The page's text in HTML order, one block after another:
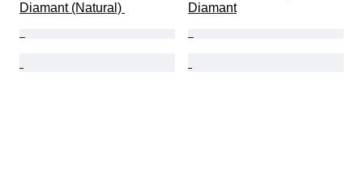
Diamant (Natural)
Diamant